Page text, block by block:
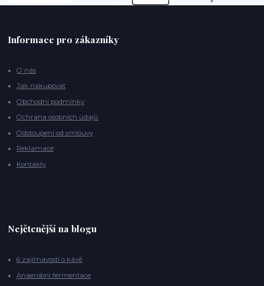
Informace pro zákazníky
O nás
Jak nakupovat
Obchodní podmínky
Ochrana osobních údajů
Odstoupení od smlouvy
Reklamace
Kontakty
Nejčtenější na blogu
6 zajímavostí o kávě
Anaerobní fermentace